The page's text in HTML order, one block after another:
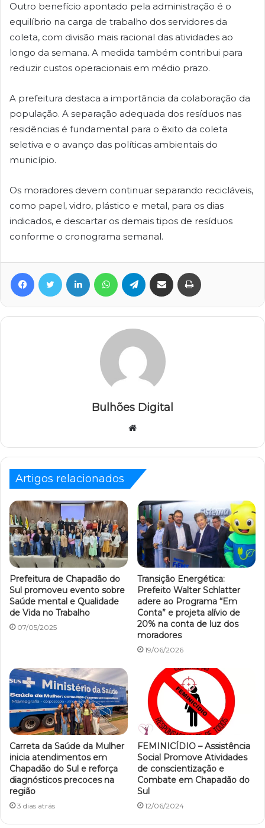
Outro benefício apontado pela administração é o
equilíbrio na carga de trabalho dos servidores da
coleta, com divisão mais racional das atividades ao
longo da semana. A medida também contribui para
reduzir custos operacionais em médio prazo.
A prefeitura destaca a importância da colaboração da
população. A separação adequada dos resíduos nas
residências é fundamental para o êxito da coleta
seletiva e o avanço das políticas ambientais do
município.
Os moradores devem continuar separando recicláveis,
como papel, vidro, plástico e metal, para os dias
indicados, e descartar os demais tipos de resíduos
conforme o cronograma semanal.
FacebookTwitter Linkedin WhatsAppTelegramCompartilhar via e-mail
Bulhões Digital
Website
Artigos relacionados
Prefeitura de Chapadão do
Sul promoveu evento sobre
Saúde mental e Qualidade
de Vida no Trabalho
07/05/2025
Transição Energética:
Prefeito Walter Schlatter
adere ao Programa “Em
Conta” e projeta alívio de
20% na conta de luz dos
moradores
19/06/2026
Carreta da Saúde da Mulher
inicia atendimentos em
Chapadão do Sul e reforça
diagnósticos precoces na
região
3 dias atrás
FEMINICÍDIO – Assistência
Social Promove Atividades
de conscientização e
Combate em Chapadão do
Sul
12/06/2024